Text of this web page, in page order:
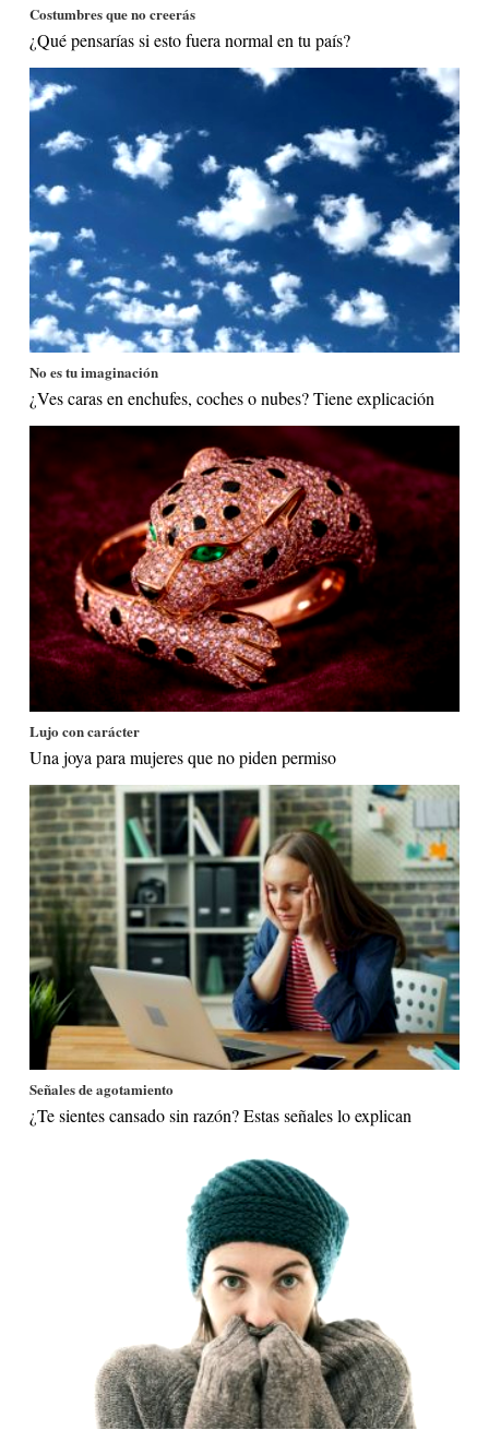
Costumbres que no creerás
¿Qué pensarías si esto fuera normal en tu país?
No es tu imaginación
¿Ves caras en enchufes, coches o nubes? Tiene explicación
Lujo con carácter
Una joya para mujeres que no piden permiso
Señales de agotamiento
¿Te sientes cansado sin razón? Estas señales lo explican